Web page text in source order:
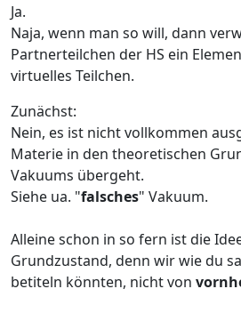
Ja.
Naja, wenn man so will, dann
Partnerteilchen der HS ein
virtuelles Teilchen.
Zunächst:
Nein, es ist nicht vollkommen
Materie in den theoretischen
Vakuums übergeht.
Siehe ua. "falsches" Vakuum.
Alleine schon in so fern ist die
Grundzustand, denn wir wie du
betiteln könnten, nicht von